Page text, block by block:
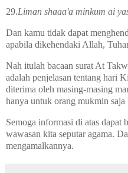
29.Liman shaaa'a minkum ai
Dan kamu tidak dapat
apabila dikehendaki Allah,
Nah itulah bacaan surat At
adalah penjelasan tentang hari
diterima oleh masing-masing
hanya untuk orang mukmin
Semoga informasi di atas dapat
wawasan kita seputar agama.
mengamalkannya.